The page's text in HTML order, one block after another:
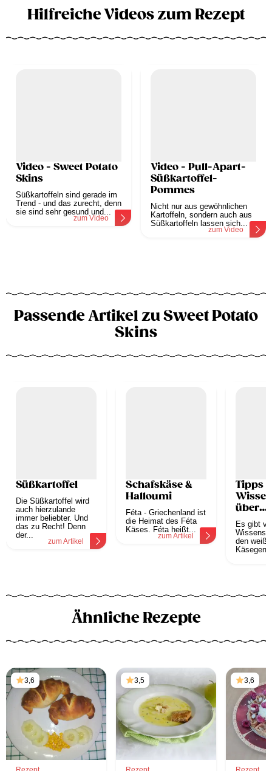
Hilfreiche Videos zum Rezept
Video - Sweet Potato
Skins
Süßkartoffeln sind gerade im
Trend - und das zurecht, denn
sie sind sehr gesund und...
zum Video
Video - Pull-Apart-
Süßkartoffel-
Pommes
Nicht nur aus gewöhnlichen
Kartoffeln, sondern auch aus
Süßkartoffeln lassen sich...
zum Video
Passende Artikel zu Sweet Potato
Skins
Süßkartoffel
Die Süßkartoffel wird
auch hierzulande
immer beliebter. Und
das zu Recht! Denn
der...
zum Artikel
Schafskäse &
Halloumi
Féta - Griechenland ist
die Heimat des Féta
Käses. Féta heißt...
zum Artikel
Tipps
über
Es gibt
den
Ähnliche Rezepte
3,6 3,5 3,6